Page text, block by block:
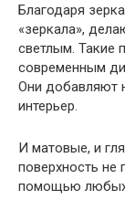
Благодаря
«зеркала»,
светлым. Такие
современным
Они добавляют
интерьер.
И матовые, и
поверхность не
помощью любых